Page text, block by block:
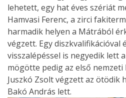
lehetett, egy hat éves szériát
Hamvasi Ferenc, a zirci
harmadik helyen a Mátrából
végzett. Egy diszkvalifikációval
visszalépéssel is negyedik lett
mögötte pedig az első
Juszkó Zsolt végzett az ötödik
Bakó András lett.